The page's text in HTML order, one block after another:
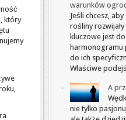
, który
warunków
Jeśli chcesz,
rośliny
kluczowe jest
harmonogramu
do ich
Właściwe
A
nie tylko